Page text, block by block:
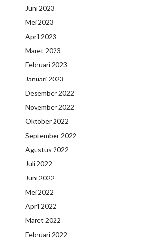
Juni 2023
Mei 2023
April 2023
Maret 2023
Februari 2023
Januari 2023
Desember 2022
November 2022
Oktober 2022
September 2022
Agustus 2022
Juli 2022
Juni 2022
Mei 2022
April 2022
Maret 2022
Februari 2022